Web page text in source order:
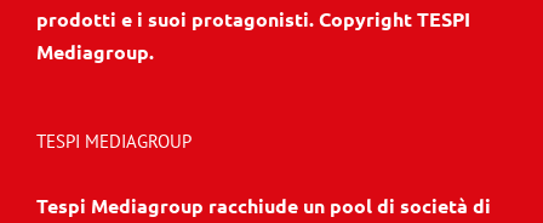
prodotti e i suoi protagonisti. Copyright TESPI
Mediagroup.
TESPI MEDIAGROUP
Tespi Mediagroup racchiude un pool di società di